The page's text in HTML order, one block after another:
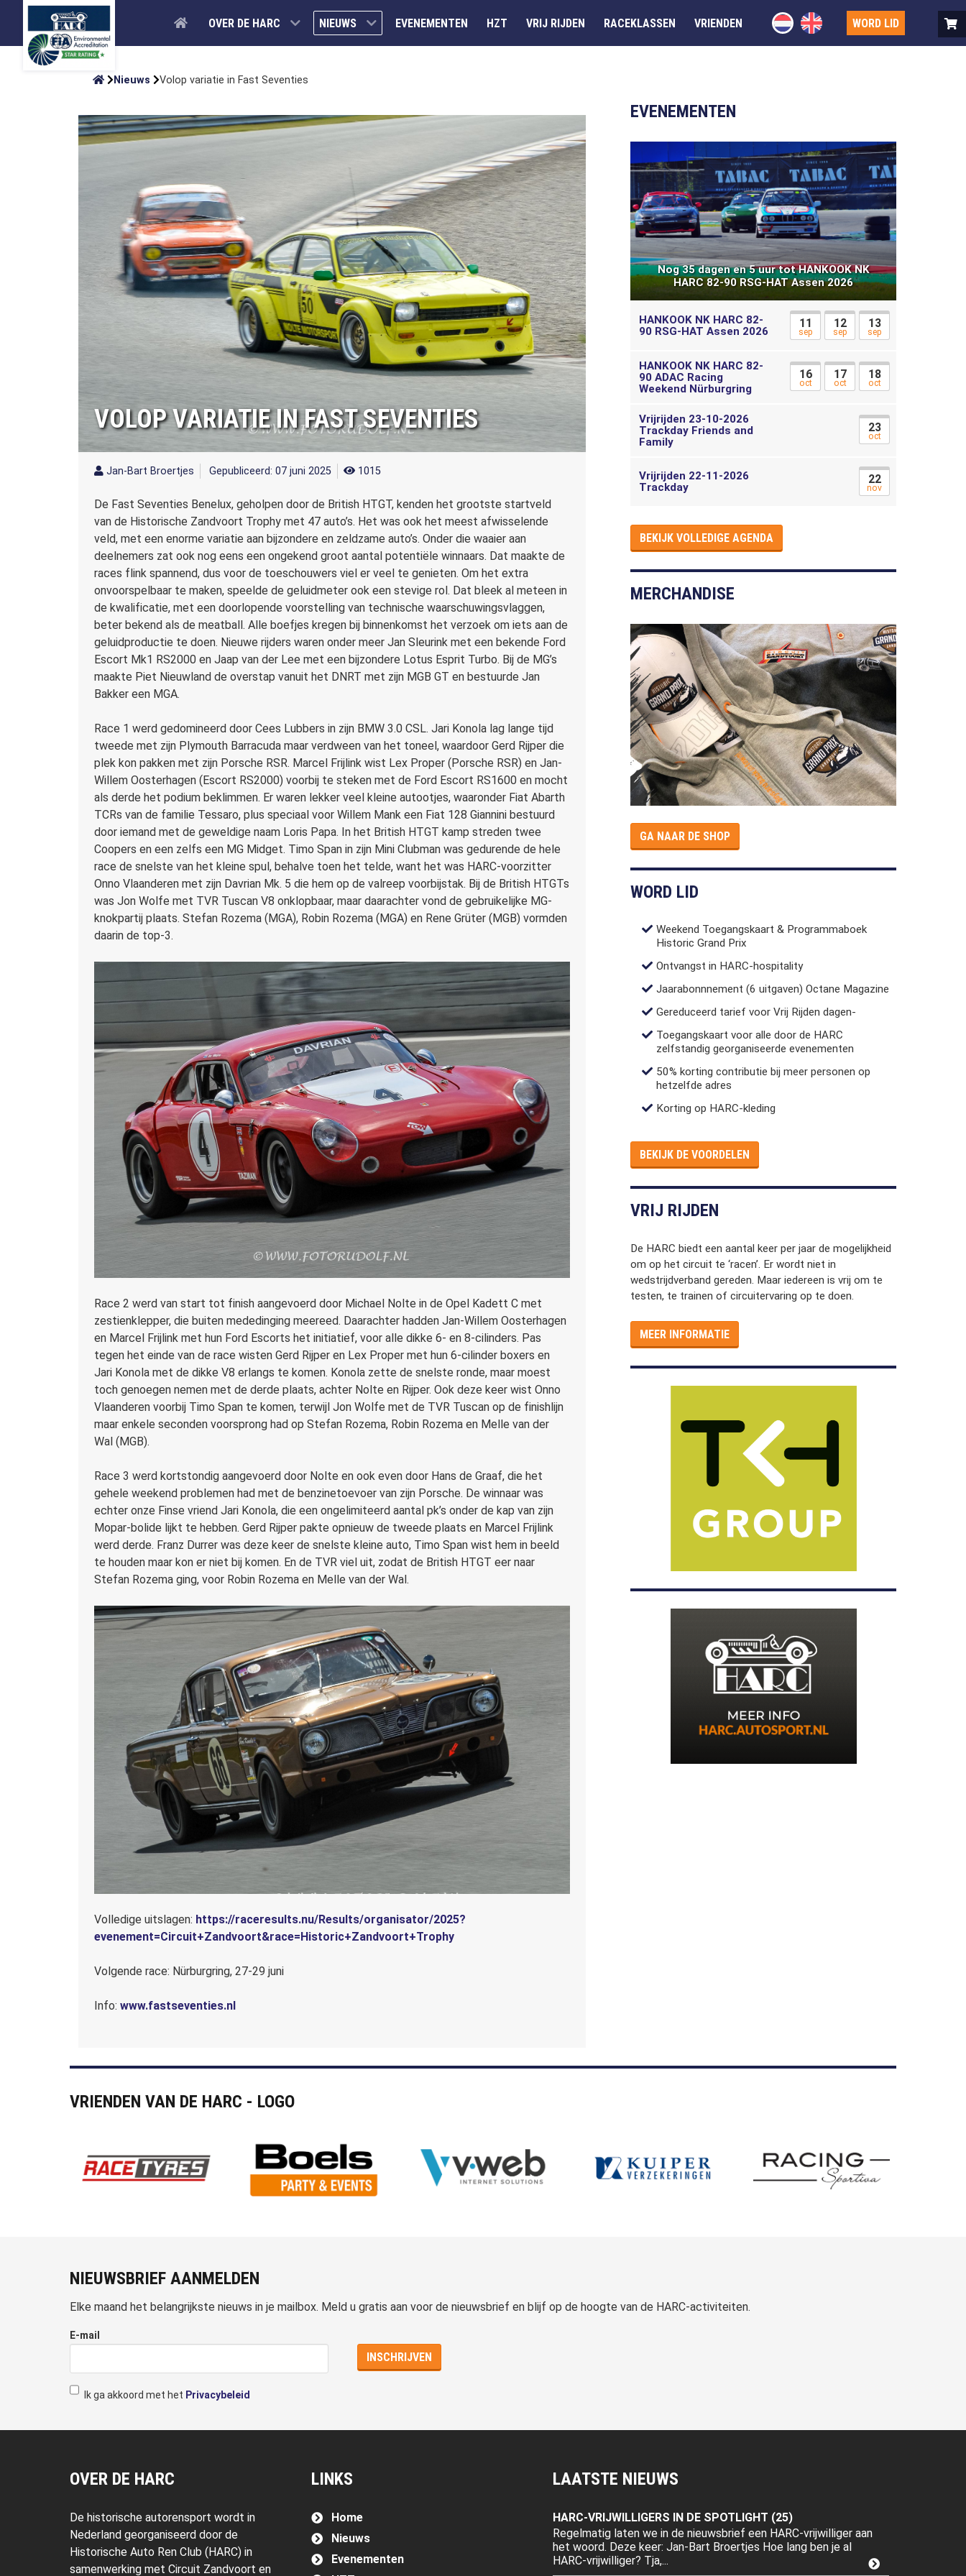
OVER DE HARC NIEUWS EVENEMENTEN HZT VRIJ RIJDEN RACEKLASSEN VRIENDEN WORD LID
Nieuws Volop variatie in Fast Seventies
VOLOP VARIATIE IN FAST SEVENTIES
Jan-Bart Broertjes Gepubliceerd: 07 juni 2025 1015
De Fast Seventies Benelux, geholpen door de British HTGT, kenden het grootste startveld
van de Historische Zandvoort Trophy met 47 auto’s. Het was ook het meest afwisselende
veld, met een enorme variatie aan bijzondere en zeldzame auto’s. Onder die waaier aan
deelnemers zat ook nog eens een ongekend groot aantal potentiële winnaars. Dat maakte de
races flink spannend, dus voor de toeschouwers viel er veel te genieten. Om het extra
onvoorspelbaar te maken, speelde de geluidmeter ook een stevige rol. Dat bleek al meteen in
de kwalificatie, met een doorlopende voorstelling van technische waarschuwingsvlaggen,
beter bekend als de meatball. Alle boefjes kregen bij binnenkomst het verzoek om iets aan de
geluidproductie te doen. Nieuwe rijders waren onder meer Jan Sleurink met een bekende Ford
Escort Mk1 RS2000 en Jaap van der Lee met een bijzondere Lotus Esprit Turbo. Bij de MG’s
maakte Piet Nieuwland de overstap vanuit het DNRT met zijn MGB GT en bestuurde Jan
Bakker een MGA.
Race 1 werd gedomineerd door Cees Lubbers in zijn BMW 3.0 CSL. Jari Konola lag lange tijd
tweede met zijn Plymouth Barracuda maar verdween van het toneel, waardoor Gerd Rijper die
plek kon pakken met zijn Porsche RSR. Marcel Frijlink wist Lex Proper (Porsche RSR) en Jan-
Willem Oosterhagen (Escort RS2000) voorbij te steken met de Ford Escort RS1600 en mocht
als derde het podium beklimmen. Er waren lekker veel kleine autootjes, waaronder Fiat Abarth
TCRs van de familie Tessaro, plus speciaal voor Willem Mank een Fiat 128 Giannini bestuurd
door iemand met de geweldige naam Loris Papa. In het British HTGT kamp streden twee
Coopers en een zelfs een MG Midget. Timo Span in zijn Mini Clubman was gedurende de hele
race de snelste van het kleine spul, behalve toen het telde, want het was HARC-voorzitter
Onno Vlaanderen met zijn Davrian Mk. 5 die hem op de valreep voorbijstak. Bij de British HTGTs
was Jon Wolfe met TVR Tuscan V8 onklopbaar, maar daarachter vond de gebruikelijke MG-
knokpartij plaats. Stefan Rozema (MGA), Robin Rozema (MGA) en Rene Grüter (MGB) vormden
daarin de top-3.
Race 2 werd van start tot finish aangevoerd door Michael Nolte in de Opel Kadett C met
zestienklepper, die buiten mededinging meereed. Daarachter hadden Jan-Willem Oosterhagen
en Marcel Frijlink met hun Ford Escorts het initiatief, voor alle dikke 6- en 8-cilinders. Pas
tegen het einde van de race wisten Gerd Rijper en Lex Proper met hun 6-cilinder boxers en
Jari Konola met de dikke V8 erlangs te komen. Konola zette de snelste ronde, maar moest
toch genoegen nemen met de derde plaats, achter Nolte en Rijper. Ook deze keer wist Onno
Vlaanderen voorbij Timo Span te komen, terwijl Jon Wolfe met de TVR Tuscan op de finishlijn
maar enkele seconden voorsprong had op Stefan Rozema, Robin Rozema en Melle van der
Wal (MGB).
Race 3 werd kortstondig aangevoerd door Nolte en ook even door Hans de Graaf, die het
gehele weekend problemen had met de benzinetoevoer van zijn Porsche. De winnaar was
echter onze Finse vriend Jari Konola, die een ongelimiteerd aantal pk’s onder de kap van zijn
Mopar-bolide lijkt te hebben. Gerd Rijper pakte opnieuw de tweede plaats en Marcel Frijlink
werd derde. Franz Durrer was deze keer de snelste kleine auto, Timo Span wist hem in beeld
te houden maar kon er niet bij komen. En de TVR viel uit, zodat de British HTGT eer naar
Stefan Rozema ging, voor Robin Rozema en Melle van der Wal.
Volledige uitslagen: https://raceresults.nu/Results/organisator/2025?
evenement=Circuit+Zandvoort&race=Historic+Zandvoort+Trophy
Volgende race: Nürburgring, 27-29 juni
Info:www.fastseventies.nl
EVENEMENTEN
Nog 35 dagen en 5 uur tot HANKOOK NK
HARC 82-90 RSG-HAT Assen 2026
HANKOOK NK HARC 82-
90 RSG-HAT Assen 2026
11
sep
12
sep
13
sep
HANKOOK NK HARC 82-
90 ADAC Racing
Weekend Nürburgring
16
oct
17
oct
18
oct
Vrijrijden 23-10-2026
Trackday Friends and
Family
23
oct
Vrijrijden 22-11-2026
Trackday
22
nov
BEKIJK VOLLEDIGE AGENDA
MERCHANDISE
GA NAAR DE SHOP
WORD LID
Weekend Toegangskaart & Programmaboek
Historic Grand Prix
Ontvangst in HARC-hospitality
Jaarabonnnement (6 uitgaven) Octane Magazine
Gereduceerd tarief voor Vrij Rijden dagen-
Toegangskaart voor alle door de HARC
zelfstandig georganiseerde evenementen
50% korting contributie bij meer personen op
hetzelfde adres
Korting op HARC-kleding
BEKIJK DE VOORDELEN
VRIJ RIJDEN
De HARC biedt een aantal keer per jaar de mogelijkheid
om op het circuit te ‘racen’. Er wordt niet in
wedstrijdverband gereden. Maar iedereen is vrij om te
testen, te trainen of circuitervaring op te doen.
MEER INFORMATIE
VRIENDEN VAN DE HARC - LOGO
NIEUWSBRIEF AANMELDEN
Elke maand het belangrijkste nieuws in je mailbox. Meld u gratis aan voor de nieuwsbrief en blijf op de hoogte van de HARC-activiteiten.
E-mail
Ik ga akkoord met het Privacybeleid
OVER DE HARC
De historische autorensport wordt in
Nederland georganiseerd door de
Historische Auto Ren Club (HARC) in
samenwerking met Circuit Zandvoort en
LINKS
Home
Nieuws
Evenementen
LAATSTE NIEUWS
HARC-VRIJWILLIGERS IN DE SPOTLIGHT (25)
Regelmatig laten we in de nieuwsbrief een HARC-vrijwilliger aan
het woord. Deze keer: Jan-Bart Broertjes Hoe lang ben je al
HARC-vrijwilliger? Tja,...